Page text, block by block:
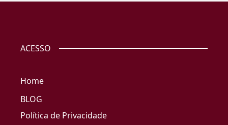
ACESSO
Home
BLOG
Política de Privacidade